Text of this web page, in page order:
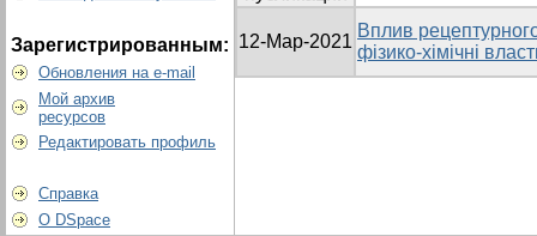
Зарегистрированным:
Обновления на e-mail
Мой архив
ресурсов
Редактировать профиль
Справка
О DSpace
12-Мар-2021
Вплив
фізико-хімічні